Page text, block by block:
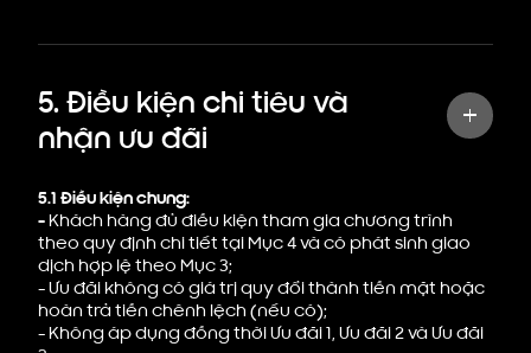
5. Điều kiện chi tiêu và
nhận ưu đãi
5.1 Điều kiện chung:
-Khách hàng đủ điều kiện tham gia chương trình
theo quy định chi tiết tại Mục 4 và có phát sinh giao
dịch hợp lệ theo Mục 3;
- Ưu đãi không có giá trị quy đổi thành tiền mặt hoặc
hoàn trả tiền chênh lệch (nếu có);
- Không áp dụng đồng thời Ưu đãi 1, Ưu đãi 2 và Ưu đãi